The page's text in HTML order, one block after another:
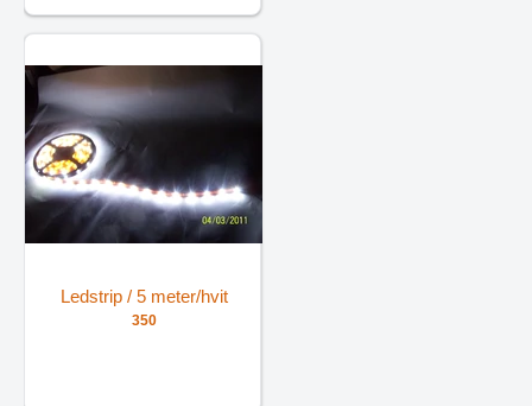
Ledstrip / 5 meter/hvit
350